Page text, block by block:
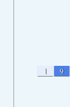
1 9